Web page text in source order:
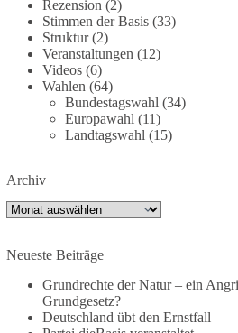
demokratischen Gesellschaft künftig
in Einklang gebracht werden können.
#dieBasis #natur #grundrechte
#demokratie
2 Tage(n) zuvor
Jetzt dieBasis Sachsen-Anhalt
Die Landtagswahl 2026 in Sachsen-
am 6. September statt. Die Inhalte
müssen sie gesehen, geteilt und
Rezension (2)
Stimmen der Basis(33)
Struktur(2)
Veranstaltungen (12)
Videos(6)
Wahlen (64)
Bundestagswahl (34)
Europawahl (11)
Landtagswahl (15)
Archiv
Archiv
Neueste Beiträge
Grundrechte der Natur – ein
Grundgesetz?
Deutschland übt den Ernstfall